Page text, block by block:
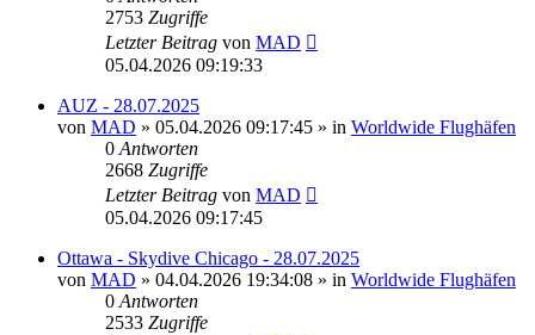
2753 Zugriffe
Letzter Beitrag von MAD
05.04.2026 09:19:33
AUZ - 28.07.2025
von MAD » 05.04.2026 09:17:45 » in Worldwide Flughäfen
0 Antworten
2668 Zugriffe
Letzter Beitrag von MAD
05.04.2026 09:17:45
Ottawa - Skydive Chicago - 28.07.2025
von MAD » 04.04.2026 19:34:08 » in Worldwide Flughäfen
0 Antworten
2533 Zugriffe